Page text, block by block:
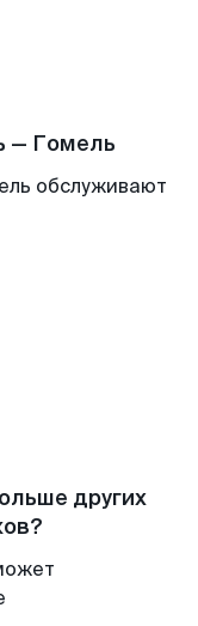
— Гомель
обслуживают
других